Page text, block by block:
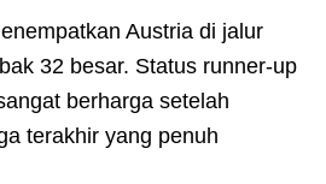
Austria di jalur
32 besar. Status runner-up
berharga setelah
terakhir yang penuh